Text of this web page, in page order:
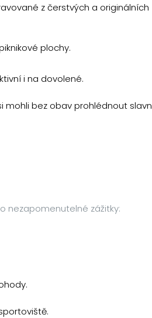
z čerstvých a originálních
plochy.
i na dovolené.
mohli bez obav prohlédnout
nezapomenutelné zážitky: